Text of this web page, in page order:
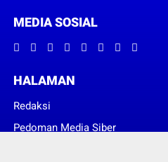
MEDIA SOSIAL
HALAMAN
Redaksi
Pedoman Media Siber